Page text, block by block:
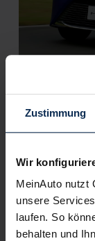
Zustimmung
Wir
MeinAuto nutzt
unsere
laufen. So
behalten und
Toyota Mirai
diesmal über?
Toyota
über?
Toyota
über?
Toyota